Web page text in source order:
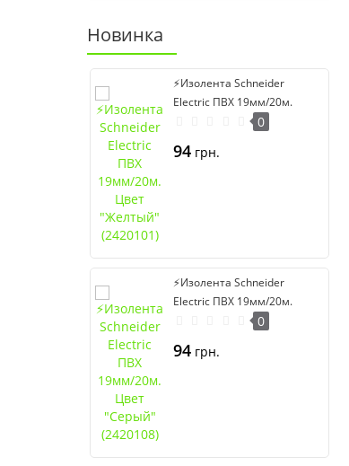
Новинка
⚡Изолента Schneider
Electric ПВХ 19мм/20м.
Цвет "Желтый" (2420101)
0
94 грн.
⚡Изолента Schneider
Electric ПВХ 19мм/20м.
Цвет "Серый" (2420108)
0
94 грн.